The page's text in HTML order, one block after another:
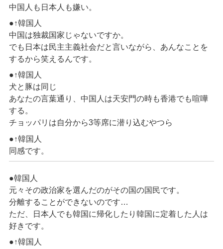
中国人も日本人も嫌い。
●↑韓国人
中国は独裁国家じゃないですか。
でも日本は民主主義社会だと言いながら、あんなことを
するから笑えるんです。
●↑韓国人
犬と豚は同じ
あなたの言葉通り、中国人は天安門の時も香港でも喧嘩
する。
チョッパリは自分から3等席に潜り込むやつら
●↑韓国人
同感です。
●韓国人
元々その政治家を選んだのがその国の国民です。
分離することができないのです…
ただ、日本人でも韓国に帰化したり韓国に定着した人は
好きです。
●↑韓国人